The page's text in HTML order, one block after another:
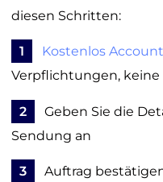
diesen Schritten:
1 Kostenlos
Verpflichtungen, keine
2
Geben Sie die
Sendung an
3
Auftrag